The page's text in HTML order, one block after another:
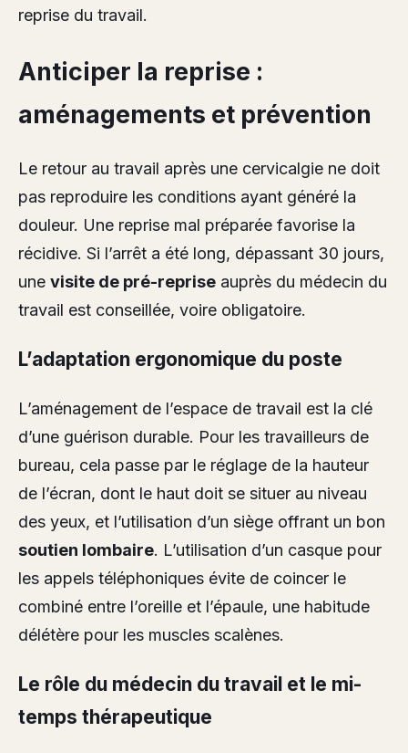
reprise du travail.
Anticiper la reprise :
aménagements et prévention
Le retour au travail après une cervicalgie ne doit
pas reproduire les conditions ayant généré la
douleur. Une reprise mal préparée favorise la
récidive. Si l’arrêt a été long, dépassant 30 jours,
une visite de pré-reprise auprès du médecin du
travail est conseillée, voire obligatoire.
L’adaptation ergonomique du poste
L’aménagement de l’espace de travail est la clé
d’une guérison durable. Pour les travailleurs de
bureau, cela passe par le réglage de la hauteur
de l’écran, dont le haut doit se situer au niveau
des yeux, et l’utilisation d’un siège offrant un bon
soutien lombaire. L’utilisation d’un casque pour
les appels téléphoniques évite de coincer le
combiné entre l’oreille et l’épaule, une habitude
délétère pour les muscles scalènes.
Le rôle du médecin du travail et le mi-
temps thérapeutique